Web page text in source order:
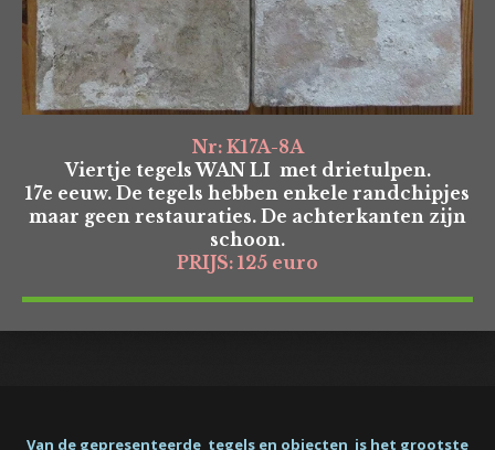
Nr: K17A-8A
Viertje tegels WAN LI met drietulpen.
17e eeuw. De tegels hebben enkele randchipjes
maar geen restauraties. De achterkanten zijn
schoon.
PRIJS: 125 euro
Van de gepresenteerde tegels en objecten is het grootste